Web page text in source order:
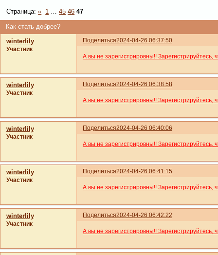
Как стать добрее?
Страница:« 1 … 45 46 47
Поделиться2024-04-26 06:37:50
winterlily
Участник
А вы не зарегистрировны!! Зарегистрируйтесь,
Поделиться2024-04-26 06:38:58
winterlily
Участник
А вы не зарегистрировны!! Зарегистрируйтесь,
Поделиться2024-04-26 06:40:06
winterlily
Участник
А вы не зарегистрировны!! Зарегистрируйтесь,
Поделиться2024-04-26 06:41:15
winterlily
Участник
А вы не зарегистрировны!! Зарегистрируйтесь,
Поделиться2024-04-26 06:42:22
winterlily
Участник
А вы не зарегистрировны!! Зарегистрируйтесь,